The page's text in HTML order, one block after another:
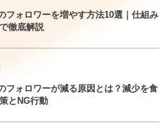
フォロワーを増やす方法10選｜仕組み
徹底解説
フォロワーが減る原因とは？減少を食
とNG行動